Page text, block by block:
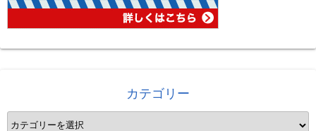
カテゴリー
カ